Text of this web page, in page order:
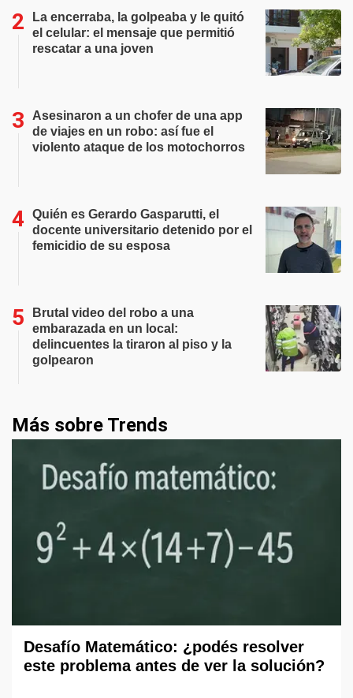
La encerraba, la golpeaba y le quitó
el celular: el mensaje que permitió
rescatar a una joven
Asesinaron a un chofer de una app
de viajes en un robo: así fue el
violento ataque de los motochorros
Quién es Gerardo Gasparutti, el
docente universitario detenido por el
femicidio de su esposa
Brutal video del robo a una
embarazada en un local:
delincuentes la tiraron al piso y la
golpearon
Más sobre Trends
Desafío Matemático: ¿podés resolver
este problema antes de ver la solución?